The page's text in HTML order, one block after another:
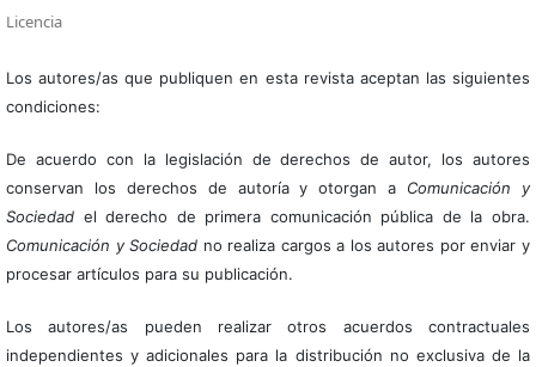
Licencia
Los autores/as que publiquen en esta revista aceptan las siguientes
condiciones:
De acuerdo con la legislación de derechos de autor, los autores
conservan los derechos de autoría y otorgan a Comunicación y
Sociedadel derecho de primera comunicación pública de la obra.
Comunicación y Sociedad no realiza cargos a los autores por enviar y
procesar artículos para su publicación.
Los autores/as pueden realizar otros acuerdos contractuales
independientes y adicionales para la distribución no exclusiva de la